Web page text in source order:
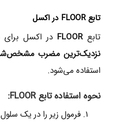
تابع FLOOR در اکسل
تابعFLOOR در اکسل
نزدیک‌ترین مضرب
استفاده می‌شود.
نحوه استفاده تابع FLOOR:
فرمول زیر را در یک سلول